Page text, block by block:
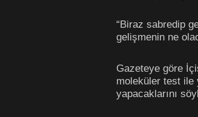
“Biraz sabredip
gelişmenin ne
Gazeteye göre
moleküler test ile
yapacaklarını